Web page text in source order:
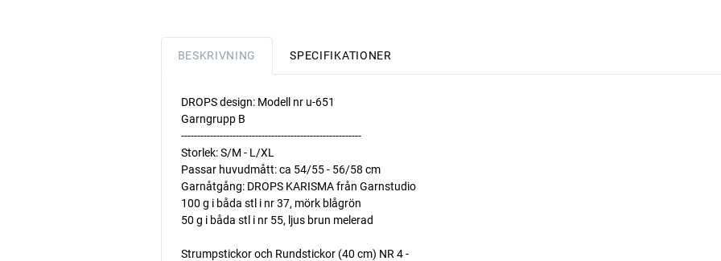
BESKRIVNING SPECIFIKATIONER
DROPS design: Modell nr u-651
Garngrupp B
--------------------------------------------------------
Storlek: S/M - L/XL
Passar huvudmått: ca 54/55 - 56/58 cm
Garnåtgång: DROPS KARISMA från Garnstudio
100 g i båda stl i nr 37, mörk blågrön
50 g i båda stl i nr 55, ljus brun melerad
Strumpstickor och Rundstickor (40 cm) NR 4 -